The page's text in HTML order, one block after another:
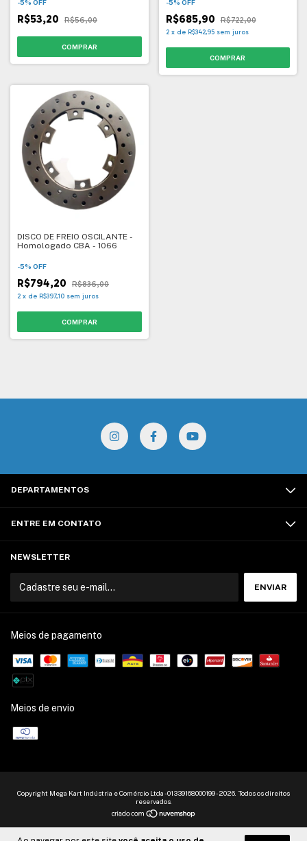
-5% OFF
R$53,20 R$56,00
-5% OFF
R$685,90 R$722,00
2 x de R$342,95 sem juros
DISCO DE FREIO OSCILANTE -
Homologado CBA - 1066
-5% OFF
R$794,20 R$836,00
2 x de R$397,10 sem juros
DEPARTAMENTOS
ENTRE EM CONTATO
NEWSLETTER
Meios de pagamento
Meios de envio
Copyright Mega Kart Indústria e Comércio Ltda - 01339168000199 - 2026. Todos os direitos
reservados.